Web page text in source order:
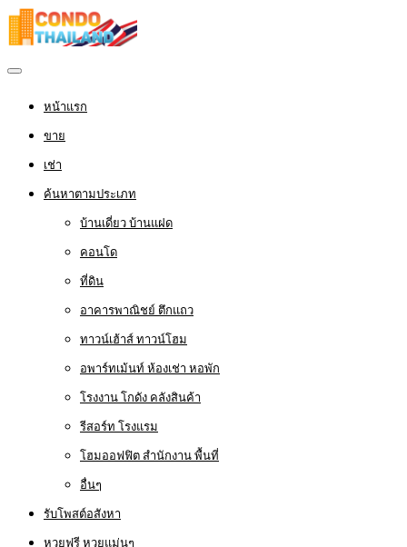
หน้าแรก
ขาย
เช่า
ค้นหาตามประเภท
บ้านเดี่ยว บ้านแฝด
คอนโด
ที่ดิน
อาคารพาณิชย์ ตึกแถว
ทาวน์เฮ้าส์ ทาวน์โฮม
อพาร์ทเม้นท์ ห้องเช่า หอพัก
โรงงาน โกดัง คลังสินค้า
รีสอร์ท โรงแรม
โฮมออฟฟิต สำนักงาน พื้นที่
อื่นๆ
รับโพสต์อสังหา
หวยฟรี หวยแม่นๆ